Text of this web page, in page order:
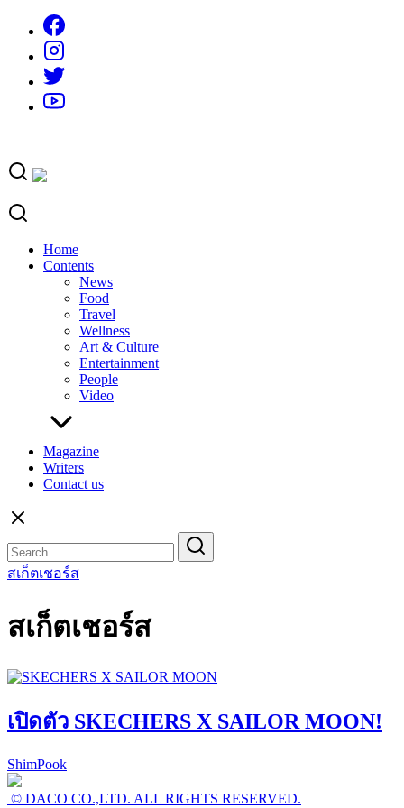
content
Home
Contents
News
Food
Travel
Wellness
Art & Culture
Entertainment
People
Video
Magazine
Writers
Contact us
for:
สเก็ตเชอร์ส
สเก็ตเชอร์ส
เปิดตัว SKECHERS X SAILOR MOON!
ShimPook
© DACO CO.,LTD. ALL RIGHTS RESERVED.